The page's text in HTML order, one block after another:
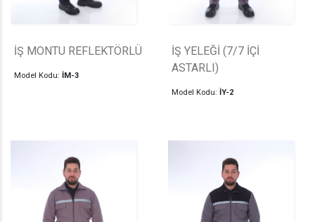
İŞ MONTU REFLEKTÖRLÜ
Model Kodu: İM-3
İŞ YELEĞİ (7/7 İÇİ
ASTARLI)
Model Kodu: İY-2